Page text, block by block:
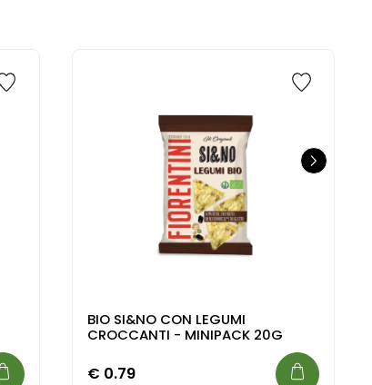
BIO SI&NO CON LEGUMI
CROCCANTI - MINIPACK 20G
€ 0.79